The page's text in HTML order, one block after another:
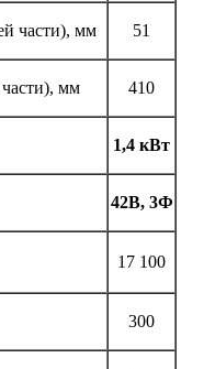
части), мм 51
мм 410
1,4 кВт
42В, 3Ф
17 100
300